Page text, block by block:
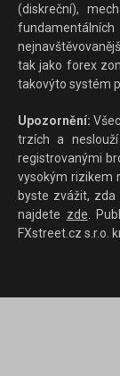
(diskreční),
fundamentálních
tak jako forex
takovýto systém
Upozornění:
trzích a
registrovanými
vysokým rizikem
byste zvážit,
najdete zde.
FXstreet.cz s.r.o.